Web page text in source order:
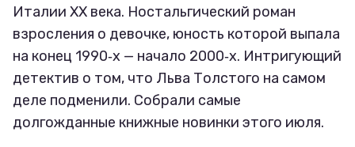
Италии XX века. Ностальгический роман
взросления о девочке, юность которой выпала
на конец 1990‑х — начало 2000‑х. Интригующий
детектив о том, что Льва Толстого на самом
деле подменили. Собрали самые
долгожданные книжные новинки этого июля.